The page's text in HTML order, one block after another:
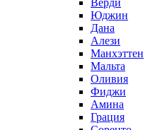
Верди
Юджин
Дана
Алези
Манхэттен
Мальта
Оливия
Фиджи
Амина
Грация